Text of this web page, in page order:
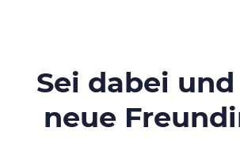
Sei dabei
neue